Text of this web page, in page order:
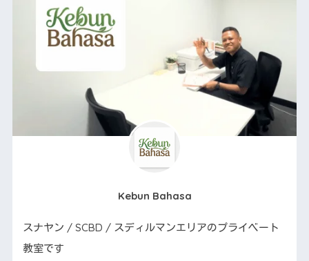
Kebun Bahasa
スナヤン / SCBD / スディルマンエリアのプライベート
教室です